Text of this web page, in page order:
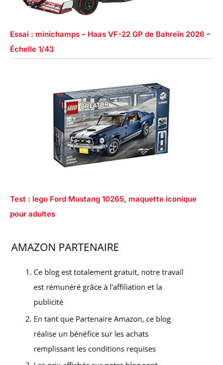
Essai : minichamps – Haas VF-22 GP de Bahreïn 2026 –
Échelle 1/43
Test : lego Ford Mustang 10265, maquette iconique
pour adultes